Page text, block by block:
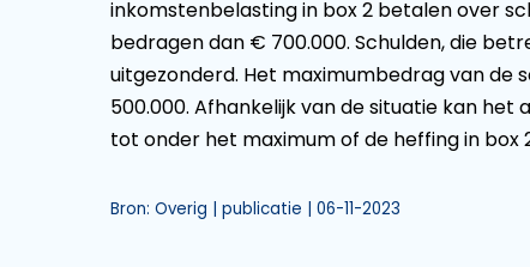
inkomstenbelasting in box 2 betalen over
bedragen dan € 700.000. Schulden, die
uitgezonderd. Het maximumbedrag van de
500.000. Afhankelijk van de situatie kan
tot onder het maximum of de heffing in box
Bron: Overig | publicatie | 06-11-2023